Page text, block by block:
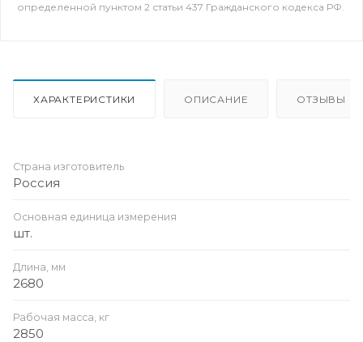
определенной пунктом 2 статьи 437 Гражданского кодекса РФ.
ХАРАКТЕРИСТИКИ ОПИСАНИЕ ОТЗЫВЫ
Страна изготовитель
Россия
Основная единица измерения
шт.
Длина, мм
2680
Рабочая масса, кг
2850